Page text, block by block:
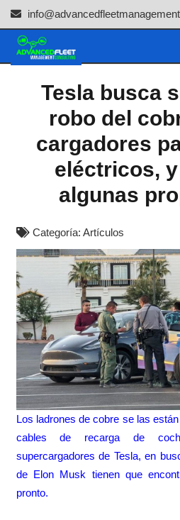
Tesla busca
robo del
cargadores
eléctricos,
algunas
Categoría: Artículos
Los ladrones de cobre se las
cables de recarga de
supercargadores de Tesla, en
de Elon Musk tienen que
pronto.